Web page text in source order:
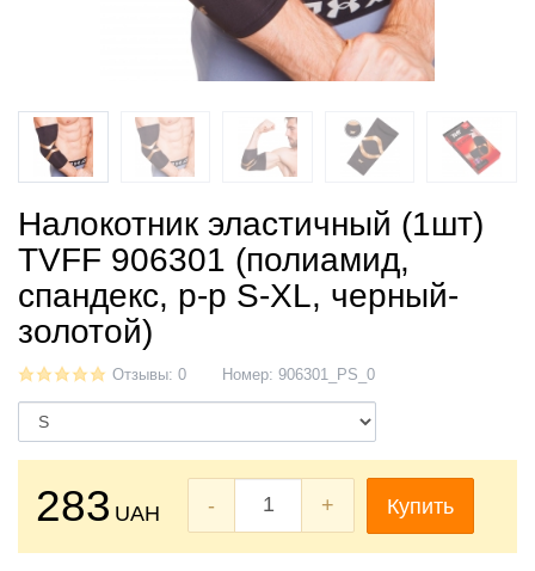
Налокотник эластичный (1шт)
TVFF 906301 (полиамид,
спандекс, р-р S-XL, черный-
золотой)
Отзывы: 0 Номер: 906301_PS_0
283 UAH - + Купить